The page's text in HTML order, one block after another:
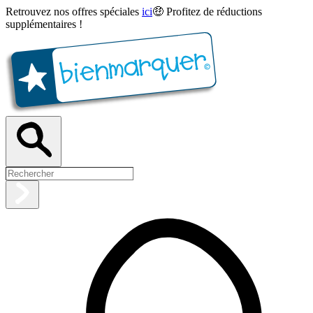
Retrouvez nos offres spéciales ici🤑 Profitez de réductions
supplémentaires !